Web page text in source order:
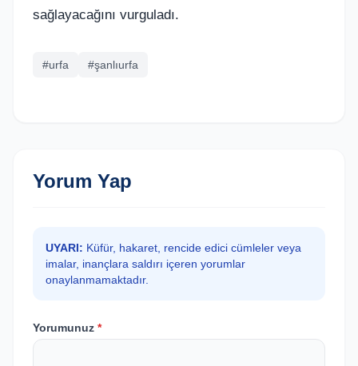
sağlayacağını vurguladı.
#urfa #şanlıurfa
Yorum Yap
UYARI: Küfür, hakaret, rencide edici cümleler veya
imalar, inançlara saldırı içeren yorumlar
onaylanmamaktadır.
Yorumunuz *